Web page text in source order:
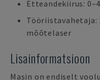
Etteandekiirus:
mõõtelaser
Lisainformatsioon
Masin on endiselt